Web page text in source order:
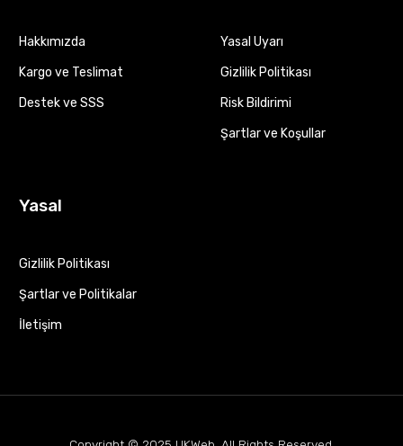
Hakkımızda
Kargo ve Teslimat
Destek ve SSS
Yasal Uyarı
Gizlilik Politikası
Risk Bildirimi
Şartlar ve Koşullar
Yasal
Gizlilik Politikası
Şartlar ve Politikalar
İletişim